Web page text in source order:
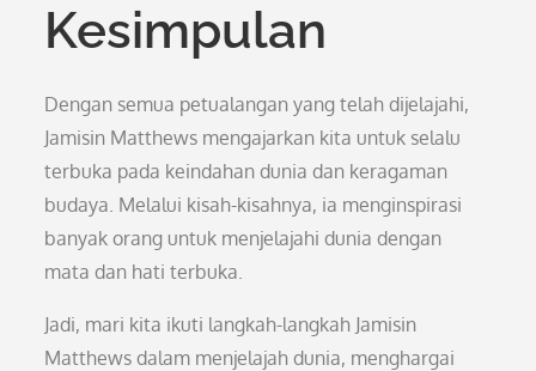
Kesimpulan
Dengan semua petualangan yang telah dijelajahi,
Jamisin Matthews mengajarkan kita untuk selalu
terbuka pada keindahan dunia dan keragaman
budaya. Melalui kisah-kisahnya, ia menginspirasi
banyak orang untuk menjelajahi dunia dengan
mata dan hati terbuka.
Jadi, mari kita ikuti langkah-langkah Jamisin
Matthews dalam menjelajah dunia, menghargai